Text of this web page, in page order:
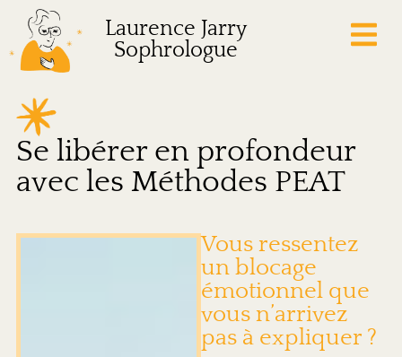
Laurence Jarry
Sophrologue
Se libérer en profondeur
avec les Méthodes PEAT
Vous ressentez
un blocage
émotionnel que
vous n’arrivez
pas à expliquer ?